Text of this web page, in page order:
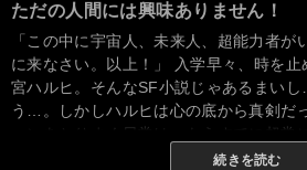
ただの人間には興味ありません！
「この中に宇宙人、未来人、超能力者が
に来なさい。以上！」 入学早々、時を
宮ハルヒ。そんなSF小説じゃあるまい
う…。しかしハルヒは心の底から真剣だ
ョンをとりまく日常は、もうすでに超常
ルヒが団長の学校未公式団体「SOS団」
続きを読む